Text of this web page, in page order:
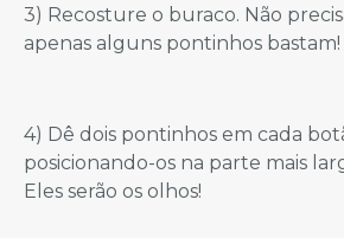
3) Recosture o buraco. Não
apenas alguns pontinhos bastam!
4) Dê dois pontinhos em cada
posicionando-os na parte mais
Eles serão os olhos!